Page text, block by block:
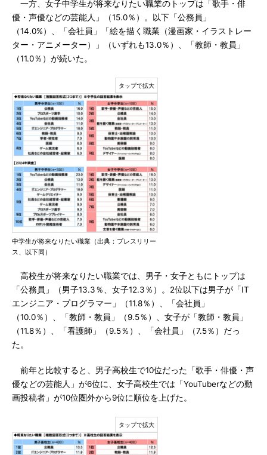
一方、女子中学生が将来なりたい職業のトップは「歌手・俳
優・声優などの芸能人」（15.0％）。以下「公務員」
（14.0%）、「会社員」「絵を描く職業（漫画家・イラストレー
ター・アニメーター）」（いずれも13.0％）、「教師・教員」
（11.0％）が続いた。
中学生が将来なりたい職業（出典：プレスリリー
ス、以下同）
高校生が将来なりたい職業では、男子・女子ともにトップは
「公務員」（男子13.3％、女子12.3％）。2位以下は男子が「IT
エンジニア・プログラマー」（11.8％）、「会社員」
（10.0％）、「教師・教員」（9.5％）、女子が「教師・教員」
（11.8％）、「看護師」（9.5％）、「会社員」（7.5％）だっ
た。
前年と比較すると、男子高校生で10位だった「歌手・俳優・声
優などの芸能人」が6位に、女子高校生では「YouTuberなどの動
画投稿者」が10位圏外から9位に順位を上げた。